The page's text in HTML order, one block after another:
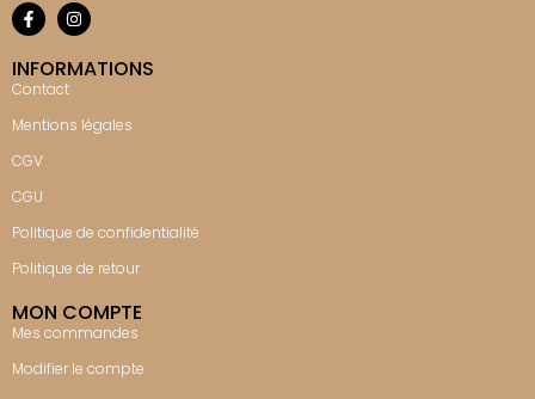
INFORMATIONS
Contact
Mentions légales
CGV
CGU
Politique de confidentialité
Politique de retour
MON COMPTE
Mes commandes
Modifier le compte